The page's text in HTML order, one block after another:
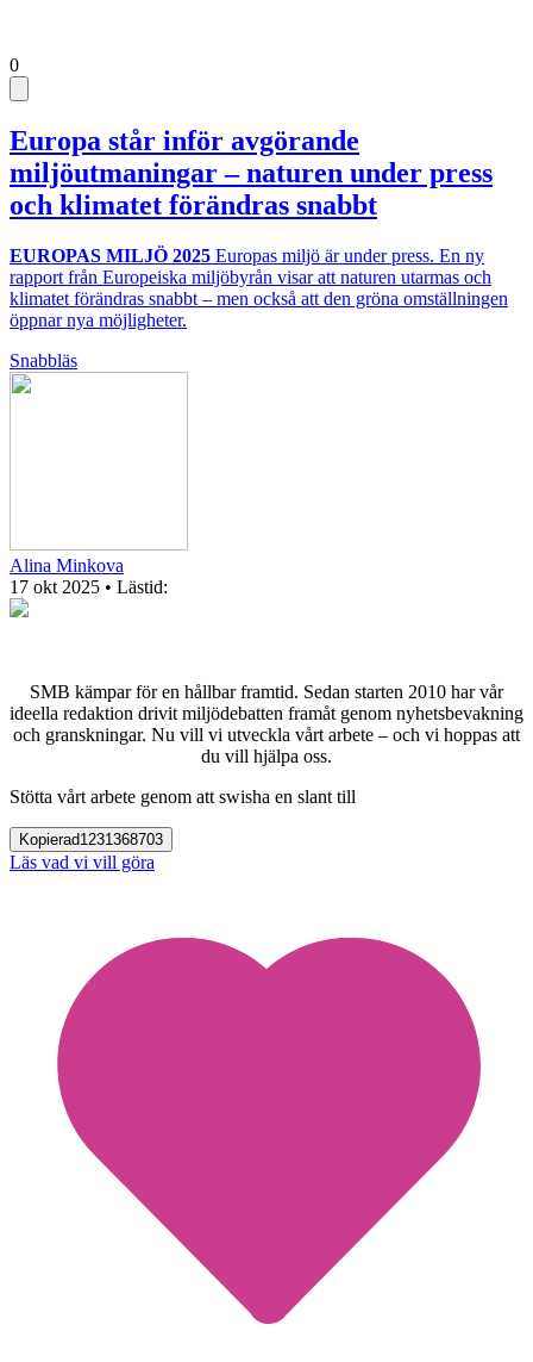
0
Europa står inför avgörande
miljöutmaningar – naturen under press
och klimatet förändras snabbt
EUROPAS MILJÖ 2025 Europas miljö är under press. En ny
rapport från Europeiska miljöbyrån visar att naturen utarmas och
klimatet förändras snabbt – men också att den gröna omställningen
öppnar nya möjligheter.
Snabbläs
Alina Minkova
17 okt 2025 • Lästid:
SMB kämpar för en hållbar framtid. Sedan starten 2010 har vår
ideella redaktion drivit miljödebatten framåt genom nyhetsbevakning
och granskningar. Nu vill vi utveckla vårt arbete – och vi hoppas att
du vill hjälpa oss.
Stötta vårt arbete genom att swisha en slant till
Kopierad1231368703
Läs vad vi vill göra